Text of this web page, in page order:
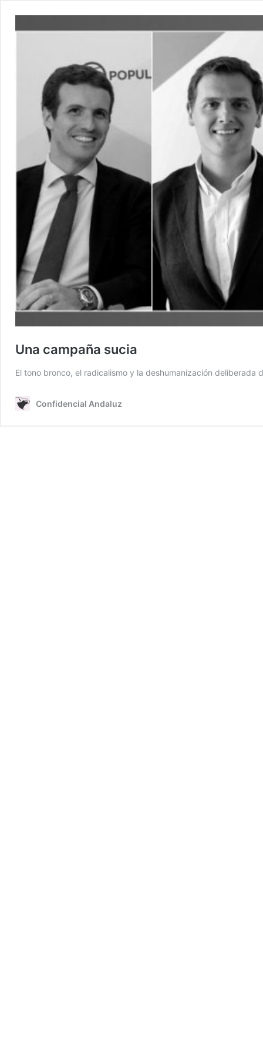
Una campaña sucia
El tono bronco, el radicalismo y la deshumanización deliberada
Confidencial Andaluz